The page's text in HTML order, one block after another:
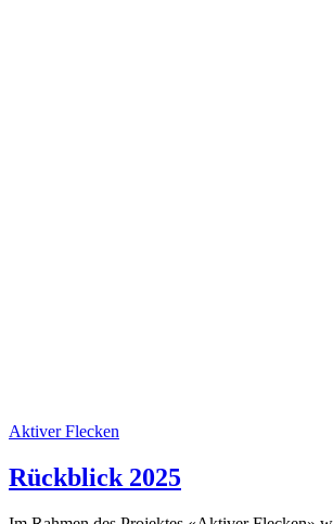
Aktiver Flecken
Rückblick 2025